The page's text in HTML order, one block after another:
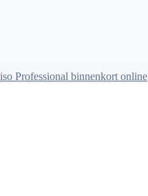
Professional binnenkort online